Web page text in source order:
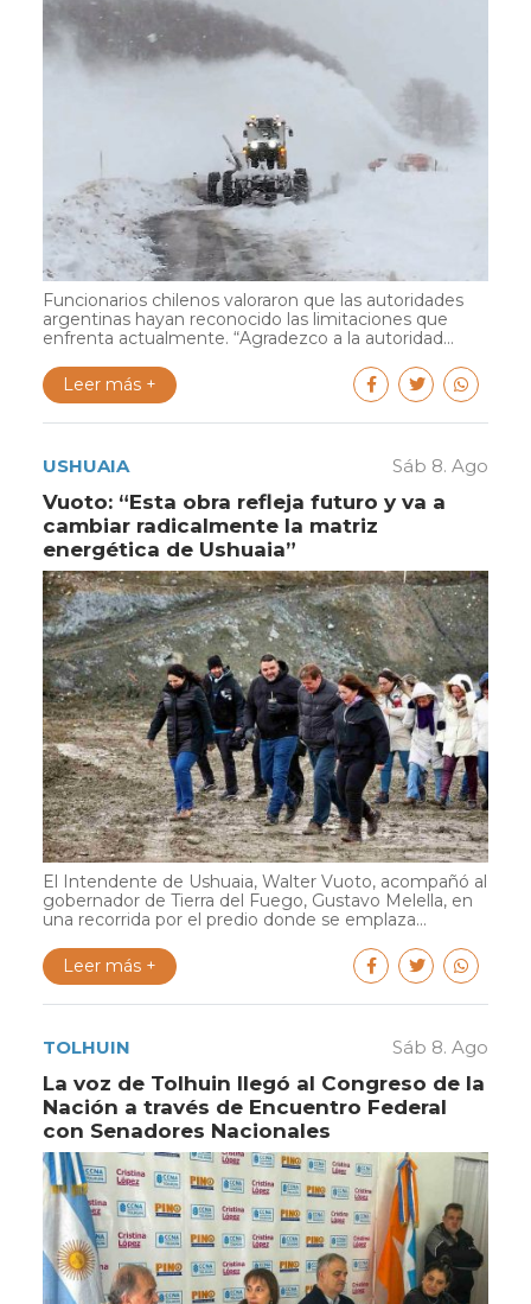
Funcionarios chilenos valoraron que las autoridades
argentinas hayan reconocido las limitaciones que
enfrenta actualmente. “Agradezco a la autoridad...
Leer más +
USHUAIA Sáb 8. Ago
Vuoto: “Esta obra refleja futuro y va a
cambiar radicalmente la matriz
energética de Ushuaia”
El Intendente de Ushuaia, Walter Vuoto, acompañó al
gobernador de Tierra del Fuego, Gustavo Melella, en
una recorrida por el predio donde se emplaza...
Leer más +
TOLHUIN Sáb 8. Ago
La voz de Tolhuin llegó al Congreso de la
Nación a través de Encuentro Federal
con Senadores Nacionales